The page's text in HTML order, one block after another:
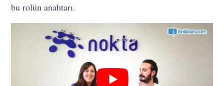
bu rolün anahtarı.